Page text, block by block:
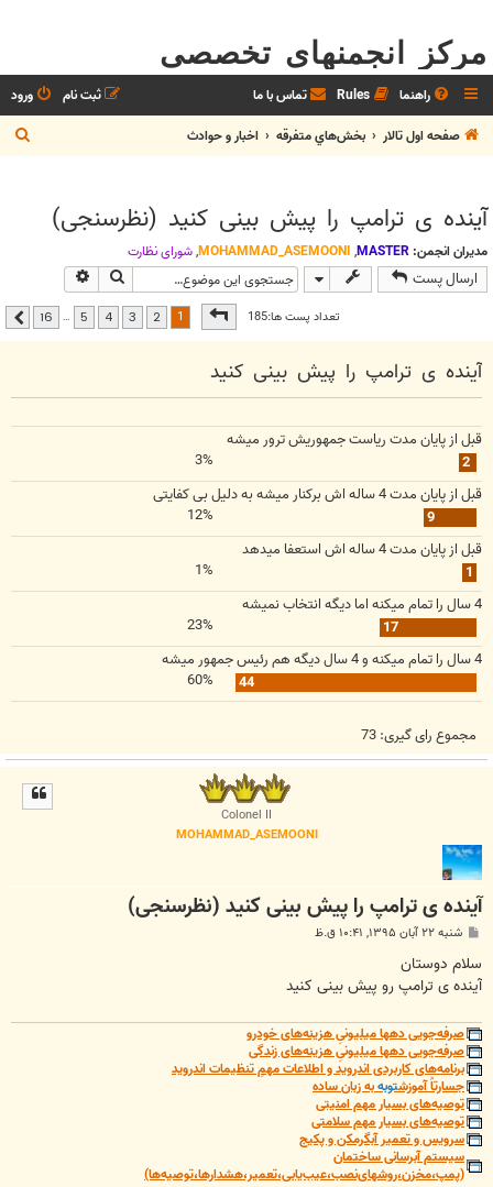
مرکز انجمنهای تخصصی
راهنما Rules تماس با ما ورود
ثبت نام
صفحه اول تالار
بخش‌‌هاي متفرقه اخبار و حوادث
ج
س
آینده ی ترامپ را پیش بینی کنید (نظرسنجی)
مدیران انجمن: MASTER
,
MOHAMMAD_ASEMOONI
,شوراي نظارت
ارسال پست جستجو
تعداد پست ها:185صفحه از16
2
3
4
5
…
16 بعدی
آینده ی ترامپ را پیش بینی کنید
قبل از پایان مدت ریاست جمهوریش ترور میشه
2
3%
قبل از پایان مدت 4 ساله اش برکنار میشه به دلیل بی کفایتی
9
12%
قبل از پایان مدت 4 ساله اش استعفا میدهد
1
1%
4 سال را تمام میکنه اما دیگه انتخاب نمیشه
17
23%
4 سال را تمام میکنه و 4 سال دیگه هم رئیس جمهور میشه
44
60%
مجموع رای گیری:73
Colonel II
MOHAMMAD_ASEMOONI
آینده ی ترامپ را پیش بینی کنید (نظرسنجی)
پ
ت
شنبه ۲۲ آبان ۱۳۹۵, ۱۰:۴۱ ق.ظ
سلام دوستان
آینده ی ترامپ رو پیش بینی کنید
صرفه‌جویی دهها میلیونیِ هزینه‌های خودرو
صرفه‌جویی دهها میلیونیِ هزینه‌های زندگی
برنامه‌های کاربردی اندروید و اطلاعات مهمِ تنظیمات اندروید
جسارتاً آموزشتوبهبه زبان ساده
توصیه‌های بسیار مهم امنیتی
توصیه‌های بسیار مهم سلامتی
سرویس و تعمیر آبگرمکن و پکیج
سیستم آبرسانی ساختمان
(پمپ،مخزن،روشهای‌نصب،عیب‌یابی،تعمیر،هشدارها،توصیه‌ها)